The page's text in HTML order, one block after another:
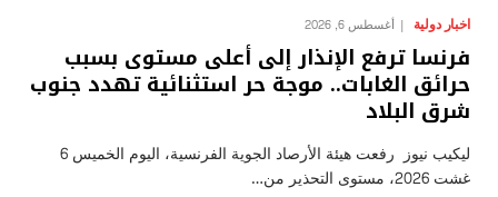
اخبار دولية أغسطس 6, 2026
فرنسا ترفع الإنذار إلى أعلى مستوى بسبب
حرائق الغابات.. موجة حر استثنائية تهدد جنوب
شرق البلاد
ليكيب نيوز رفعت هيئة الأرصاد الجوية الفرنسية، اليوم الخميس 6
غشت 2026، مستوى التحذير من…